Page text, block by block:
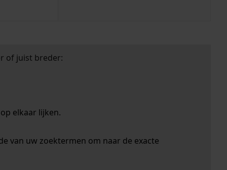
of juist breder:
elkaar lijken.
van uw zoektermen om naar de exacte